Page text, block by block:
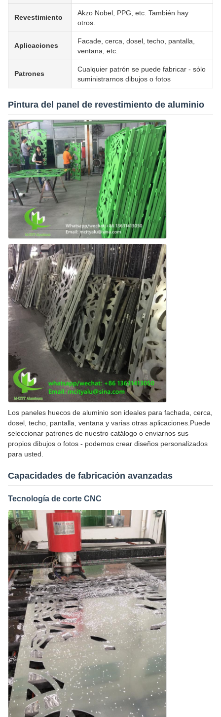
Revestimiento
Akzo Nobel, PPG, etc. También hay
otros.
Aplicaciones
Facade, cerca, dosel, techo, pantalla,
ventana, etc.
Patrones
Cualquier patrón se puede fabricar - sólo
suministrarnos dibujos o fotos
Pintura del panel de revestimiento de aluminio
Los paneles huecos de aluminio son ideales para fachada, cerca,
dosel, techo, pantalla, ventana y varias otras aplicaciones.Puede
seleccionar patrones de nuestro catálogo o enviarnos sus
propios dibujos o fotos - podemos crear diseños personalizados
para usted.
Capacidades de fabricación avanzadas
Tecnología de corte CNC